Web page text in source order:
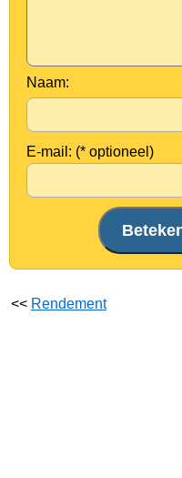
Naam:
E-mail: (* optioneel)
<< Rendement